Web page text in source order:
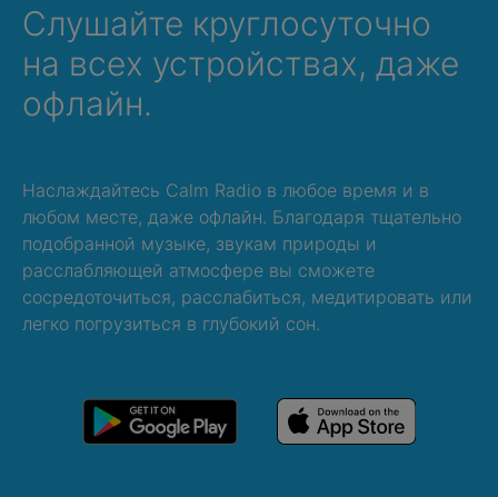
Слушайте круглосуточно
на всех устройствах, даже
офлайн.
Наслаждайтесь Calm Radio в любое время и в
любом месте, даже офлайн. Благодаря тщательно
подобранной музыке, звукам природы и
расслабляющей атмосфере вы сможете
сосредоточиться, расслабиться, медитировать или
легко погрузиться в глубокий сон.